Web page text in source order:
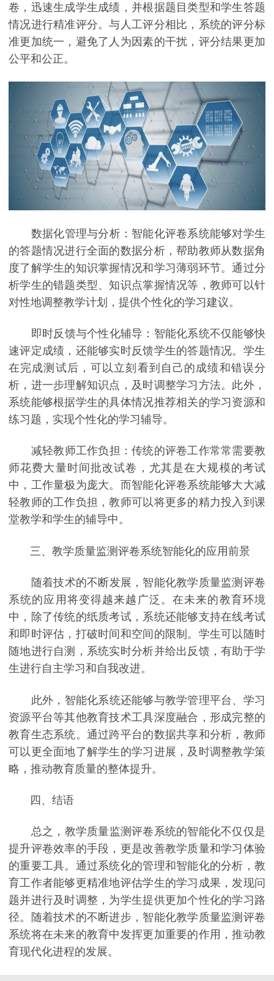
卷，迅速生成学生成绩，并根据题目类型和学生答题
情况进行精准评分。与人工评分相比，系统的评分标
准更加统一，避免了人为因素的干扰，评分结果更加
公平和公正。
数据化管理与分析：智能化评卷系统能够对学生
的答题情况进行全面的数据分析，帮助教师从数据角
度了解学生的知识掌握情况和学习薄弱环节。通过分
析学生的错题类型、知识点掌握情况等，教师可以针
对性地调整教学计划，提供个性化的学习建议。
即时反馈与个性化辅导：智能化系统不仅能够快
速评定成绩，还能够实时反馈学生的答题情况。学生
在完成测试后，可以立刻看到自己的成绩和错误分
析，进一步理解知识点，及时调整学习方法。此外，
系统能够根据学生的具体情况推荐相关的学习资源和
练习题，实现个性化的学习辅导。
减轻教师工作负担：传统的评卷工作常常需要教
师花费大量时间批改试卷，尤其是在大规模的考试
中，工作量极为庞大。而智能化评卷系统能够大大减
轻教师的工作负担，教师可以将更多的精力投入到课
堂教学和学生的辅导中。
三、教学质量监测评卷系统智能化的应用前景
随着技术的不断发展，智能化教学质量监测评卷
系统的应用将变得越来越广泛。在未来的教育环境
中，除了传统的纸质考试，系统还能够支持在线考试
和即时评估，打破时间和空间的限制。学生可以随时
随地进行自测，系统实时分析并给出反馈，有助于学
生进行自主学习和自我改进。
此外，智能化系统还能够与教学管理平台、学习
资源平台等其他教育技术工具深度融合，形成完整的
教育生态系统。通过跨平台的数据共享和分析，教师
可以更全面地了解学生的学习进展，及时调整教学策
略，推动教育质量的整体提升。
四、结语
总之，教学质量监测评卷系统的智能化不仅仅是
提升评卷效率的手段，更是改善教学质量和学习体验
的重要工具。通过系统化的管理和智能化的分析，教
育工作者能够更精准地评估学生的学习成果，发现问
题并进行及时调整，为学生提供更加个性化的学习路
径。随着技术的不断进步，智能化教学质量监测评卷
系统将在未来的教育中发挥更加重要的作用，推动教
育现代化进程的发展。